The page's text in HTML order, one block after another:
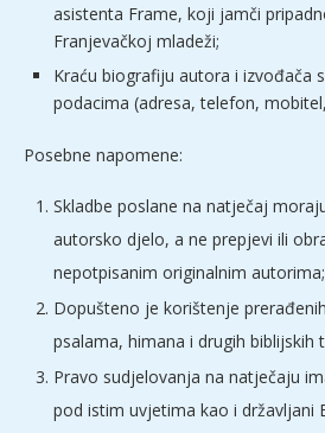
asistenta Frame, koji jamči
Franjevačkoj mladeži;
Kraću biografiju autora i izvođača
podacima (adresa, telefon,
Posebne napomene:
Skladbe poslane na natječaj
autorsko djelo, a ne prepjevi ili
nepotpisanim originalnim autorima;
Dopušteno je korištenje
psalama, himana i drugih biblijskih
Pravo sudjelovanja na natječaju
pod istim uvjetima kao i državljani